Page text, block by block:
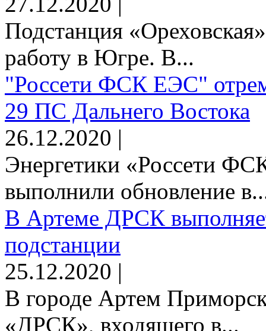
Подстанция
работу в Югре. В...
"Россети ФСК ЕЭС"
29 ПС Дальнего Востока
26.12.2020 |
Энергетики «Россети
выполнили обновление
В Артеме ДРСК
подстанции
25.12.2020 |
В городе Артем
«ДРСК», входящего в...